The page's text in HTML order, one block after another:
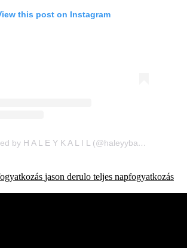
this post on Instagram
A post shared by H A L E Y K A L I L (@haleyybaylee)
jason derulo teljes napfogyatkozás